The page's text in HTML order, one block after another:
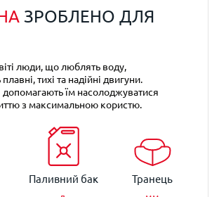
ЗРОБЛЕНО ДЛЯ
люди, що люблять воду,
тихі та надійні двигуни.
допомагають їм насолоджуватися
з максимальною користю.
Паливний бак Транець